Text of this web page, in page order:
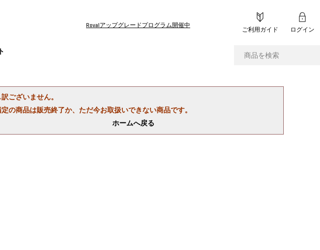
Rovalアップグレードプログラム開催中
ご利用ガイド ログイン
ございません。
定の商品は販売終了か、ただ今お取扱いできない商品です。
ホームへ戻る